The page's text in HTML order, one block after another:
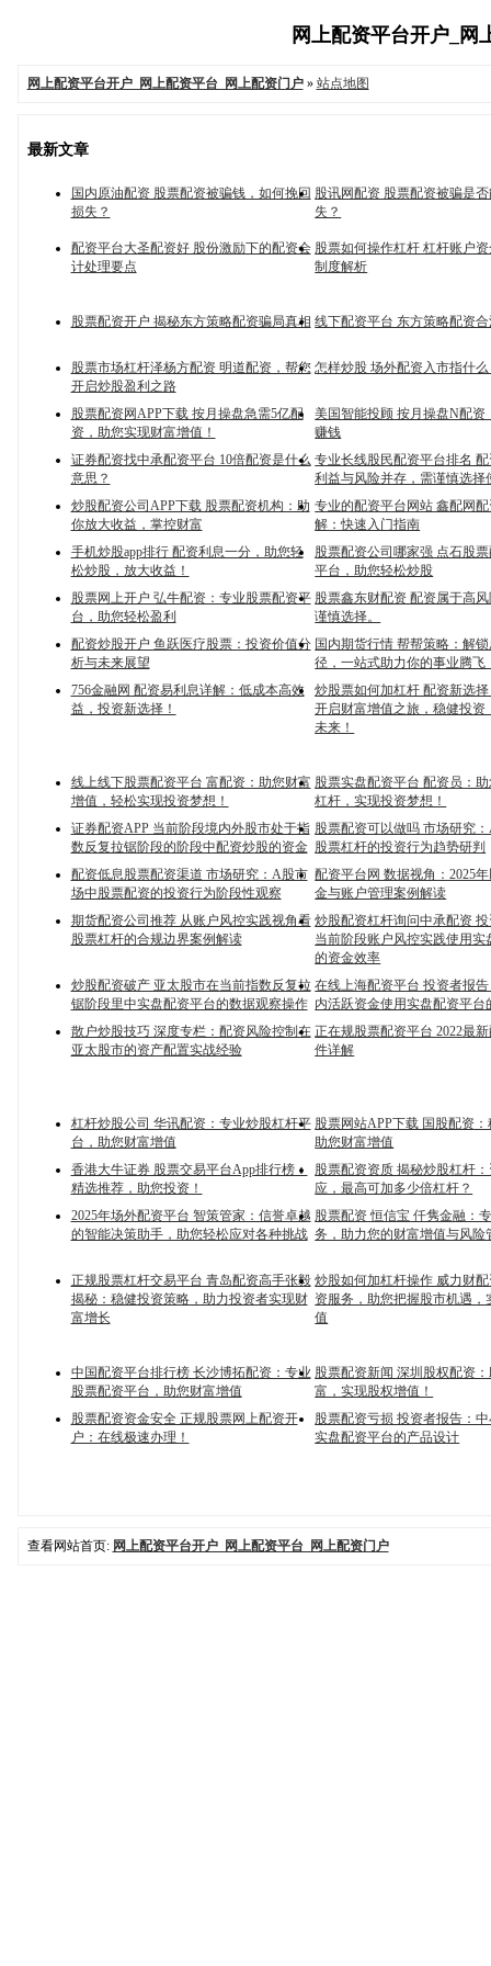
网上配资平台开户_网
网上配资平台开户_网上配资平台_网上配资门户» 站点地图
最新文章
国内原油配资 股票配资被骗钱，如何挽回
损失？
股讯网配资 股票配资被骗是
失？
配资平台大圣配资好 股份激励下的配资会
计处理要点
股票如何操作杠杆 杠杆账户
制度解析
股票配资开户 揭秘东方策略配资骗局真相 线下配资平台 东方策略配资
股票市场杠杆泽杨方配资 明道配资，帮您
开启炒股盈利之路
怎样炒股 场外配资入市指什
股票配资网APP下载 按月操盘急需5亿配
资，助您实现财富增值！
美国智能投顾 按月操盘N配资
赚钱
证券配资找中承配资平台 10倍配资是什么
意思？
专业长线股民配资平台排名
利益与风险并存，需谨慎选择
炒股配资公司APP下载 股票配资机构：助
你放大收益，掌控财富
专业的配资平台网站 鑫配网
解：快速入门指南
手机炒股app排行 配资利息一分，助您轻
松炒股，放大收益！
股票配资公司哪家强 点石股
平台，助您轻松炒股
股票网上开户 弘牛配资：专业股票配资平
台，助您轻松盈利
股票鑫东财配资 配资属于高
谨慎选择。
配资炒股开户 鱼跃医疗股票：投资价值分
析与未来展望
国内期货行情 帮帮策略：解
径，一站式助力你的事业腾飞
756金融网 配资易利息详解：低成本高效
益，投资新选择！
炒股票如何加杠杆 配资新选
开启财富增值之旅，稳健投资
未来！
线上线下股票配资平台 富配资：助您财富
增值，轻松实现投资梦想！
股票实盘配资平台 配资员：
杠杆，实现投资梦想！
证券配资APP 当前阶段境内外股市处于指
数反复拉锯阶段的阶段中配资炒股的资金
股票配资可以做吗 市场研究
股票杠杆的投资行为趋势研判
配资低息股票配资渠道 市场研究：A股市
场中股票配资的投资行为阶段性观察
配资平台网 数据视角：2025
金与账户管理案例解读
期货配资公司推荐 从账户风控实践视角看
股票杠杆的合规边界案例解读
炒股配资杠杆询问中承配资
当前阶段账户风控实践使用实
的资金效率
炒股配资破产 亚太股市在当前指数反复拉
锯阶段里中实盘配资平台的数据观察操作
在线上海配资平台 投资者报
内活跃资金使用实盘配资平台
散户炒股技巧 深度专栏：配资风险控制在
亚太股市的资产配置实战经验
正在规股票配资平台 2022最
件详解
杠杆炒股公司 华讯配资：专业炒股杠杆平
台，助您财富增值
股票网站APP下载 国股配资
助您财富增值
香港大牛证券 股票交易平台App排行榜：
精选推荐，助您投资！
股票配资资质 揭秘炒股杠杆
应，最高可加多少倍杠杆？
2025年场外配资平台 智策管家：信誉卓越
的智能决策助手，助您轻松应对各种挑战
股票配资 恒信宝 仟隽金融：
务，助力您的财富增值与风险
正规股票杠杆交易平台 青岛配资高手张毅
揭秘：稳健投资策略，助力投资者实现财
富增长
炒股如何加杠杆操作 威力财
资服务，助您把握股市机遇，
值
中国配资平台排行榜 长沙博拓配资：专业
股票配资平台，助您财富增值
股票配资新闻 深圳股权配资
富，实现股权增值！
股票配资资金安全 正规股票网上配资开
户：在线极速办理！
股票配资亏损 投资者报告：
实盘配资平台的产品设计
查看网站首页: 网上配资平台开户_网上配资平台_网上配资门户